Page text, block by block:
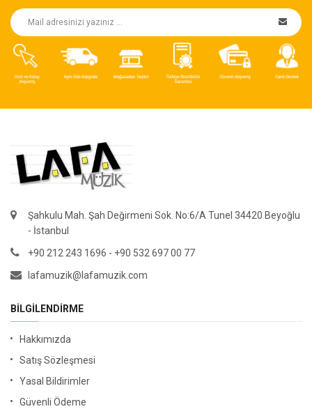
Şahkulu Mah. Şah Değirmeni Sok. No:6/A Tunel 34420 Beyoğlu
- İstanbul
+90 212 243 1696 - +90 532 697 00 77
lafamuzik@lafamuzik.com
BILGILENDIRME
Hakkımızda
Satış Sözleşmesi
Yasal Bildirimler
Güvenli Ödeme